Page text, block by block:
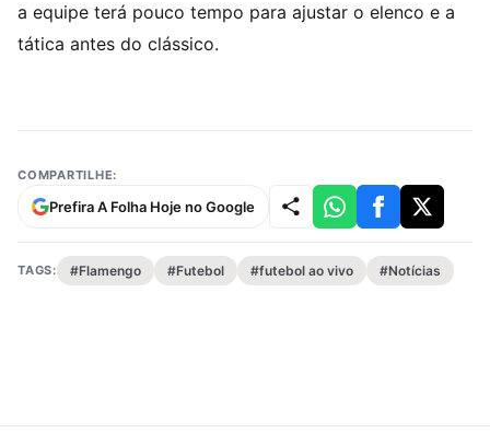
a equipe terá pouco tempo para ajustar o elenco e a
tática antes do clássico.
COMPARTILHE:
Prefira A Folha Hoje no Google
TAGS: #Flamengo #Futebol #futebol ao vivo #Notícias